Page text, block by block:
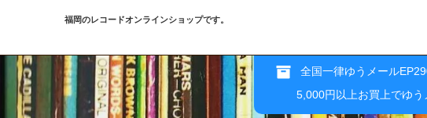
福岡のレコードオンラインショップです。
全国一律ゆうメール
5,000円以上お買上でゆ